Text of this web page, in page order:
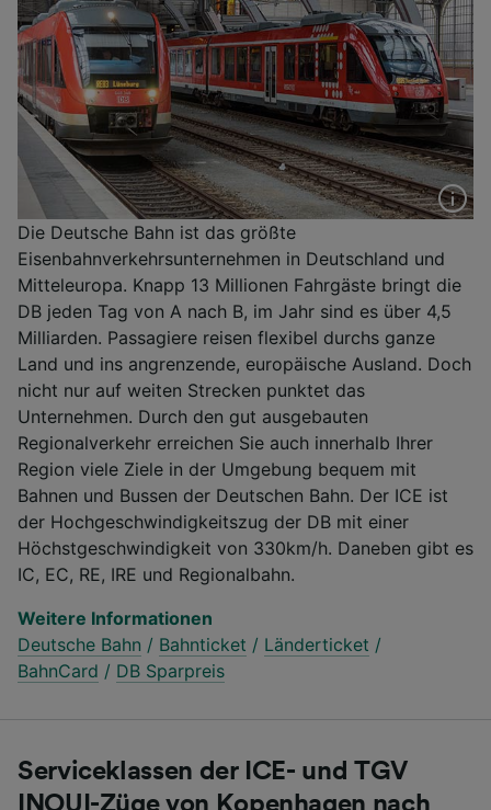
Die Deutsche Bahn ist das größte
Eisenbahnverkehrsunternehmen in Deutschland und
Mitteleuropa. Knapp 13 Millionen Fahrgäste bringt die
DB jeden Tag von A nach B, im Jahr sind es über 4,5
Milliarden. Passagiere reisen flexibel durchs ganze
Land und ins angrenzende, europäische Ausland. Doch
nicht nur auf weiten Strecken punktet das
Unternehmen. Durch den gut ausgebauten
Regionalverkehr erreichen Sie auch innerhalb Ihrer
Region viele Ziele in der Umgebung bequem mit
Bahnen und Bussen der Deutschen Bahn. Der ICE ist
der Hochgeschwindigkeitszug der DB mit einer
Höchstgeschwindigkeit von 330km/h. Daneben gibt es
IC, EC, RE, IRE und Regionalbahn.
Weitere Informationen
Deutsche Bahn / Bahnticket / Länderticket /
BahnCard / DB Sparpreis
Serviceklassen der ICE- und TGV
INOUI-Züge von Kopenhagen nach